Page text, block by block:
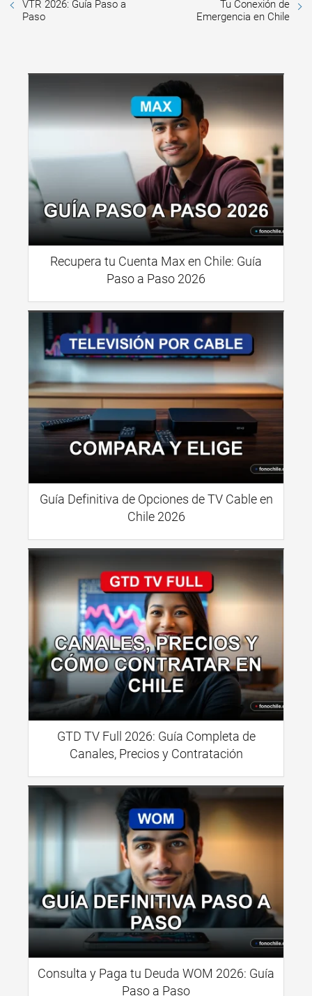
VTR 2026: Guía Paso a
Paso
Tu Conexión de
Emergencia en Chile
Recupera tu Cuenta Max en Chile: Guía
Paso a Paso 2026
Guía Definitiva de Opciones de TV Cable en
Chile 2026
GTD TV Full 2026: Guía Completa de
Canales, Precios y Contratación
Consulta y Paga tu Deuda WOM 2026: Guía
Paso a Paso